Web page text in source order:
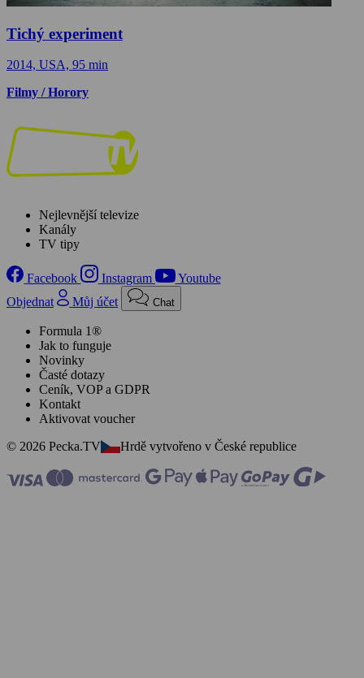
Tichý experiment
2014, USA, 95 min
Filmy / Horory
Nejlevnější televize
Kanály
TV tipy
Facebook Instagram
Youtube
Objednat
Můj účet Chat
Formula 1®
Jak to funguje
Novinky
Časté dotazy
Ceník, VOP a GDPR
Kontakt
Aktivovat voucher
© 2026 Pecka.TV
Hrdě vytvořeno v České republice